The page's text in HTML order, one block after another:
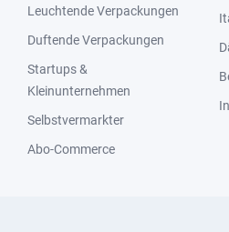
Leuchtende Verpackungen
Duftende Verpackungen
Startups &
Kleinunternehmen
Selbstvermarkter
Abo-Commerce